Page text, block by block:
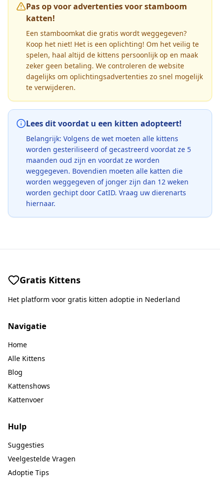
Pas op voor advertenties voor stamboom
katten!
Een stamboomkat die gratis wordt weggegeven?
Koop het niet! Het is een oplichting! Om het veilig te
spelen, haal altijd de kittens persoonlijk op en maak
zeker geen betaling. We controleren de website
dagelijks om oplichtingsadvertenties zo snel mogelijk
te verwijderen.
Lees dit voordat u een kitten adopteert!
Belangrijk: Volgens de wet moeten alle kittens
worden gesteriliseerd of gecastreerd voordat ze 5
maanden oud zijn en voordat ze worden
weggegeven. Bovendien moeten alle katten die
worden weggegeven of jonger zijn dan 12 weken
worden gechipt door CatID. Vraag uw dierenarts
hiernaar.
Gratis Kittens
Het platform voor gratis kitten adoptie in Nederland
Navigatie
Home
Alle Kittens
Blog
Kattenshows
Kattenvoer
Hulp
Suggesties
Veelgestelde Vragen
Adoptie Tips